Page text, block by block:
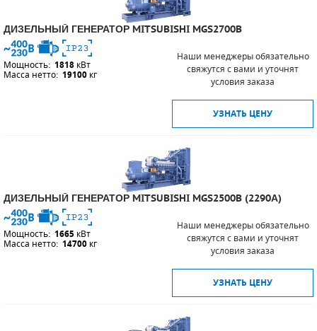
ДИЗЕЛЬНЫЙ ГЕНЕРАТОР MITSUBISHI MGS2700B
Мощность: 1818 кВт
Масса нетто: 19100 кг
Наши менеджеры обязательно
свяжутся с вами и уточнят
условия заказа
УЗНАТЬ ЦЕНУ
ДИЗЕЛЬНЫЙ ГЕНЕРАТОР MITSUBISHI MGS2500B (2290А)
Мощность: 1665 кВт
Масса нетто: 14700 кг
Наши менеджеры обязательно
свяжутся с вами и уточнят
условия заказа
УЗНАТЬ ЦЕНУ
РЕЛЕ ДАВЛЕНИЯ ДЛЯ ДЛЯ КОМПРЕССОРОВ
ДАТЧИКИ
РУКАВА ВЫСОКОГО ДАВЛЕНИЯ (РВД)
ЗАПЧАСТИ ДЛЯ ВИНТОВЫХ КОМПРЕССОРОВ
СМЕННЫЕ ЭЛЕМЕНТЫ МАГИСТРАЛЬНЫХ
ДЛЯ АДСОРБЦИОННЫХ ОСУШИТЕЛЕЙ
ЭЛЕКТРОДВИГАТЕЛИ